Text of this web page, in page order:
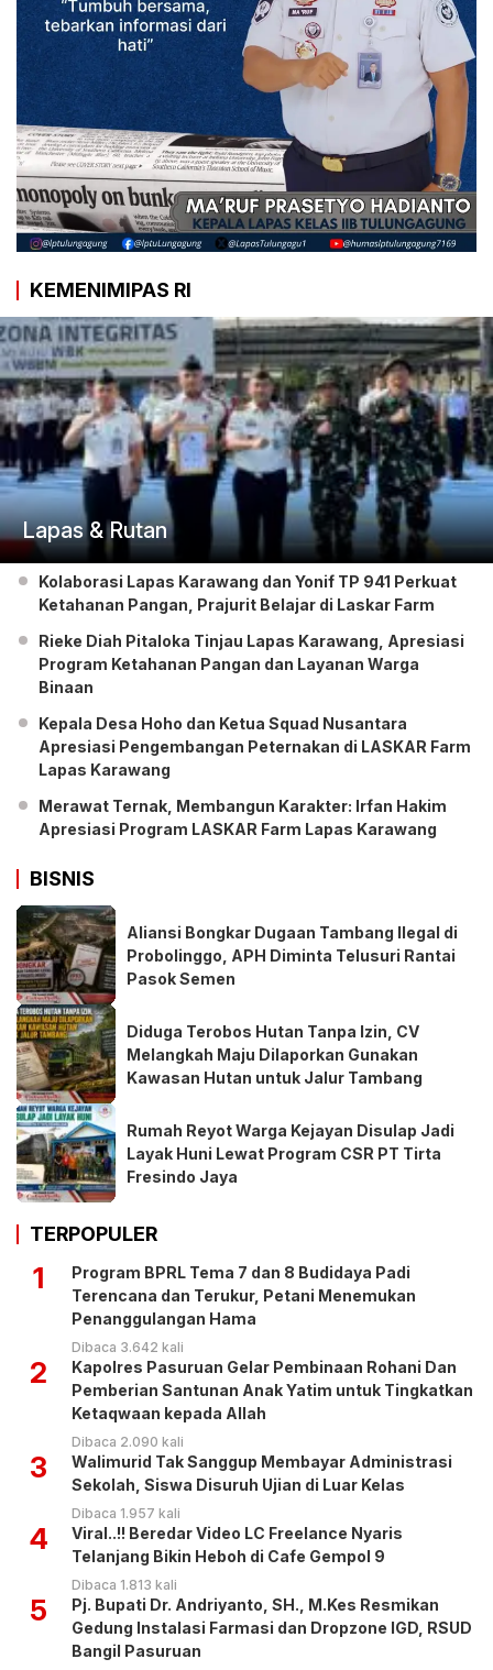
KEMENIMIPAS RI
Lapas & Rutan
Kolaborasi Lapas Karawang dan Yonif TP 941 Perkuat
Ketahanan Pangan, Prajurit Belajar di Laskar Farm
Rieke Diah Pitaloka Tinjau Lapas Karawang, Apresiasi
Program Ketahanan Pangan dan Layanan Warga
Binaan
Kepala Desa Hoho dan Ketua Squad Nusantara
Apresiasi Pengembangan Peternakan di LASKAR Farm
Lapas Karawang
Merawat Ternak, Membangun Karakter: Irfan Hakim
Apresiasi Program LASKAR Farm Lapas Karawang
BISNIS
Aliansi Bongkar Dugaan Tambang Ilegal di
Probolinggo, APH Diminta Telusuri Rantai
Pasok Semen
Diduga Terobos Hutan Tanpa Izin, CV
Melangkah Maju Dilaporkan Gunakan
Kawasan Hutan untuk Jalur Tambang
Rumah Reyot Warga Kejayan Disulap Jadi
Layak Huni Lewat Program CSR PT Tirta
Fresindo Jaya
TERPOPULER
1
Program BPRL Tema 7 dan 8 Budidaya Padi
Terencana dan Terukur, Petani Menemukan
Penanggulangan Hama
Dibaca 3.642 kali
2
Kapolres Pasuruan Gelar Pembinaan Rohani Dan
Pemberian Santunan Anak Yatim untuk Tingkatkan
Ketaqwaan kepada Allah
Dibaca 2.090 kali
3
Walimurid Tak Sanggup Membayar Administrasi
Sekolah, Siswa Disuruh Ujian di Luar Kelas
Dibaca 1.957 kali
4
Viral..!! Beredar Video LC Freelance Nyaris
Telanjang Bikin Heboh di Cafe Gempol 9
Dibaca 1.813 kali
5
Pj. Bupati Dr. Andriyanto, SH., M.Kes Resmikan
Gedung Instalasi Farmasi dan Dropzone IGD, RSUD
Bangil Pasuruan